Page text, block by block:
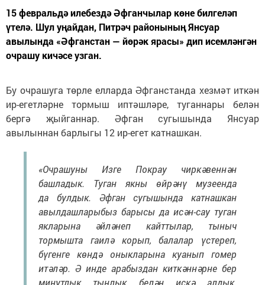
15 февральдә илебездә Әфганчылар көне билгеләп
үтелә. Шул уңайдан, Питрәч районының Янсуар
авылында «Әфганстан — йөрәк ярасы» дип исемләнгән
очрашу кичәсе узган.
Бу очрашуга төрле елларда Әфганстанда хезмәт иткән
ир-егетләрне тормыш иптәшләре, туганнары белән
бергә җыйганнар. Әфган сугышында Янсуар
авылыннан барлыгы 12 ир-егет катнашкан.
«Очрашуны Изге Покрау чиркәвеннән
башладык. Туган якны өйрәнү музеенда
да булдык. Әфган сугышында катнашкан
авылдашларыбыз барысы да исән-сау туган
якларына әйләнеп кайттылар, тыныч
тормышта гаилә корып, балалар үстереп,
бүгенге көндә оныкларына куанып гомер
итәләр. Ә инде арабыздан киткәннәрне бер
минутлык тынлык белән искә алдык.